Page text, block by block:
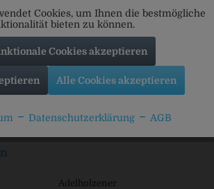
Adelholzener
Cookies, um Ihnen die bestmögliche
bieten zu können.
Cookies akzeptieren
Alle Cookies akzeptieren
Datenschutzerklärung AGB